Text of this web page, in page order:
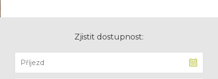
Zjistit dostupnost: